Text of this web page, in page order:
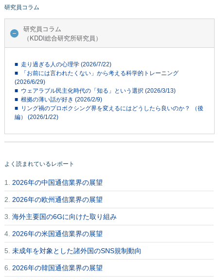
研究員コラム
研究員コラム
（KDDI総合研究所研究員）
■ 走り過ぎる人の心理学 (2026/7/22)
■ 「お前には言われたくない」から考える科学的トレーニング
(2026/6/29)
■ ウェアラブル民主化時代の「知る」という選択 (2026/3/13)
■ 根拠の薄い話が好き (2026/2/9)
■ リング禍のプロボクシング界を変えるにはどうしたら良いのか？ （後
編） (2026/1/22)
よく読まれているレポート
1. 2026年の中国通信業界の展望
2. 2026年の欧州通信業界の展望
3. 海外主要国の6Gに向けた取り組み
4. 2026年の米国通信業界の展望
5. 未成年を対象とした諸外国のSNS規制動向
6. 2026年の韓国通信業界の展望